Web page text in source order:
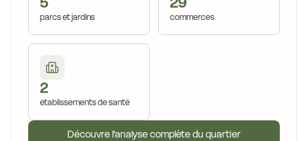
parcs et jardins commerces
2
établissements de santé
Découvre l'analyse complète du quartier